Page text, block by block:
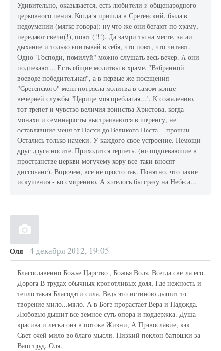
Удивительно, оказывается, есть любители и общенародного
церковного пения. Когда я пришла в Сретенский, была в
недоумении (мягко говора): ну что же они бегают по храму,
передают свечи(!), поют (!!!). Да замри ты на месте, затаи
дыхание и только впитывай в себя, что поют, что читают.
Одно "Господи, помилуй" можно слушать весь вечер. А они
подпевают... Есть общие молитвы в храме. "Взбранной
воеводе победительная", а в первые же посещения
"Сретенского" меня потрясла молитва в самом конце
вечерней службы "Царице моя преблагая...". К сожалению,
тот трепет и чувство величия воинства Христова, когда
монахи и семинаристы выстраиваются в шеренгу, не
оставлявшие меня от Пасхи до Великого Поста, - прошли.
Остались только намеки. У каждого свое устроение. Немощи
друг друга носите. Приходится терпеть. (но подпевающие в
пространстве церкви могучему хору все-таки вносят
диссонанс). Впрочем, все не просто так. Понятно, что такие
искушения - ко смирению. А хотелось бы сразу на Небеса...
Оля 4 декабря 2012, 19:05
Благославенно Божье Царство , Божья Воля, Всегда светла его
Дорога В трудах обычных кропотливых доля, Где нежность и
тепло такая Благодати сила, Ведь это истиною дышит то
творение мило...мило. А в Боге прорастает Вера и Надежда,
Любовью дышит все земное суть опора и поддержка. Душа
красива и легка она в потоке Жизни, А Православие, как
Свет очей мило во благо мысли. Низкий поклон батюшки за
Ваш труд, Оля.